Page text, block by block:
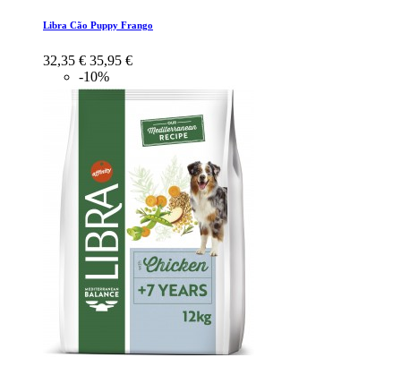
Libra Cão Puppy Frango
32,35 € 35,95 €
-10%